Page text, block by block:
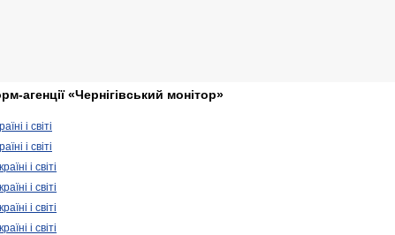
агенції «Чернігівський монітор»
і світі
і світі
і світі
і світі
і світі
і світі